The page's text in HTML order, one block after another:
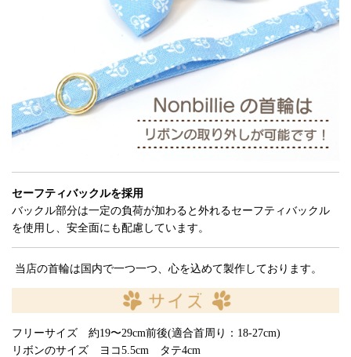
セーフティバックルを採用
バックル部分は一定の負荷が加わると外れるセーフティバックル
を使用し、安全面にも配慮しています。
当店の首輪は国内で一つ一つ、心を込めて製作しております。
フリーサイズ 約19〜29cm前後(適合首周り：18-27cm)
リボンのサイズ ヨコ5.5cm タテ4cm